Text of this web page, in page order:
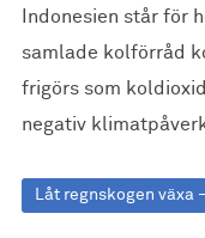
Indonesien står för
samlade kolförråd
frigörs som
negativ
Låt regnskogen växa